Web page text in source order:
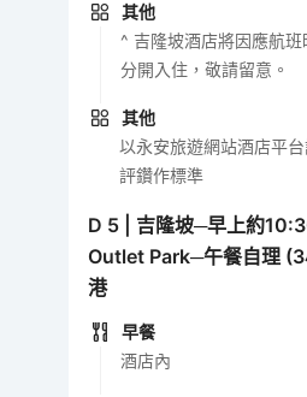
其他
^ 吉隆坡酒店將因應航
分開入住，敬請留意。
其他
以永安旅遊網站酒店平
評鑽作標準
D 5
吉隆坡─早上約
Outlet Park─午餐自理
港
早餐
酒店內